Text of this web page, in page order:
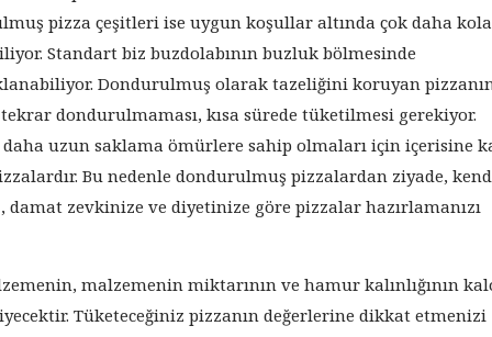
pizza çeşitleri ise uygun koşullar altında çok daha
Standart biz buzdolabının buzluk bölmesinde
Dondurulmuş olarak tazeliğini koruyan
dondurulmaması, kısa sürede tüketilmesi gerekiyor.
uzun saklama ömürlere sahip olmaları için içerisine
Bu nedenle dondurulmuş pizzalardan ziyade,
damat zevkinize ve diyetinize göre pizzalar hazırlamanızı
malzemenin miktarının ve hamur kalınlığının
Tüketeceğiniz pizzanın değerlerine dikkat etmenizi